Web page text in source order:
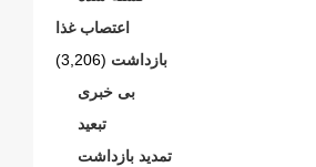
اعتصاب غذا
بازداشت (3,206)
بی خبری
تبعید
تمدید بازداشت